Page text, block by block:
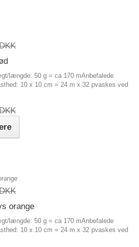
længde: 50 g = ca 170 mAnbefalede
10 x 10 cm = 24 m x 32 pvaskes ved
orange
længde: 50 g = ca 170 mAnbefalede
10 x 10 cm = 24 m x 32 pvaskes ved